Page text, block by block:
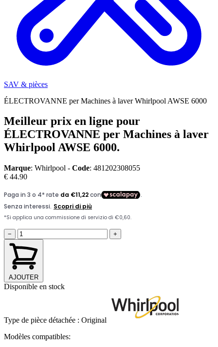
SAV & pièces
ÉLECTROVANNE per Machines à laver Whirlpool AWSE 6000
Meilleur prix en ligne pour
ÉLECTROVANNE per Machines à laver
Whirlpool AWSE 6000.
Marque: Whirlpool - Code: 481202308055
€ 44.90
− +
AJOUTER
Disponible en stock
Type de pièce détachée : Original
Modèles compatibles: